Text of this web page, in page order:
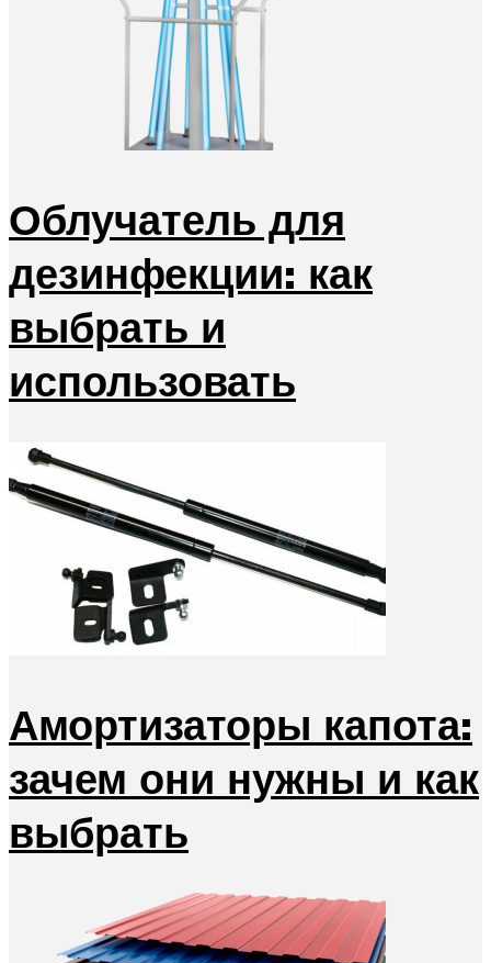
Облучатель для
дезинфекции: как
выбрать и
использовать
Амортизаторы капота:
зачем они нужны и как
выбрать